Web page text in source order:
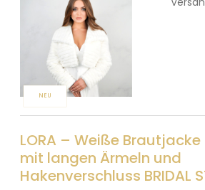
NEU
LORA – Weiße
mit langen Ärmeln und
Hakenverschluss BRIDAL